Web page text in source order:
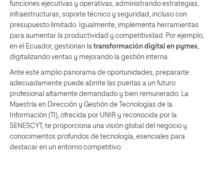
funciones ejecutivas y operativas, administrando estrategias,
infraestructuras, soporte técnico y seguridad, incluso con
presupuesto limitado. Igualmente, implementa herramientas
para aumentar la productividad y competitividad. Por ejemplo,
en el Ecuador, gestionan la transformación digital en pymes,
digitalizando ventas y mejorando la gestión interna.
Ante este amplio panorama de oportunidades, prepararte
adecuadamente puede abrirte las puertas a un futuro
profesional altamente demandado y bien remunerado. La
Maestría en Dirección y Gestión de Tecnologías de la
Información (TI), ofrecida por UNIR y reconocida por la
SENESCYT, te proporciona una visión global del negocio y
conocimientos profundos de tecnología, esenciales para
destacar en un entorno competitivo.